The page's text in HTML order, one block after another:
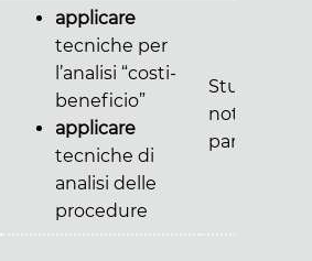
applicare
tecniche per
l’analisi “costi-
beneficio”
applicare
tecniche di
analisi delle
procedure
Studi,
note,
pareri